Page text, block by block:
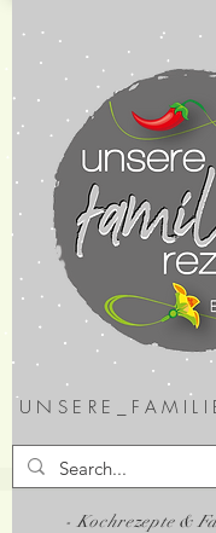
- Kochrezepte &